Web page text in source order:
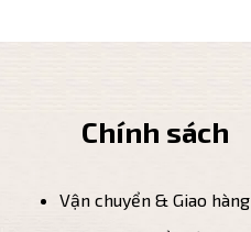
Chính sách
Vận chuyển & Giao hàng